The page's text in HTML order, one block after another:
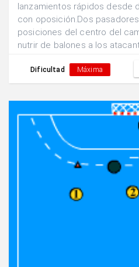
lanzamientos rápidos desde
con oposición.Dos
posiciones del centro del
nutrir de balones a los
desplazarse líbremente para
ofensiva.Los atacantes
Dificultad Máxima